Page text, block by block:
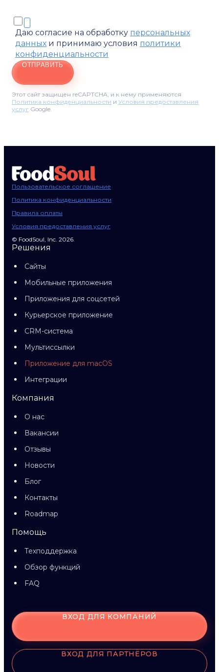
Даю согласие на обработку персональных
данных и принимаю условия политики
конфиденциальности
ОТПРАВИТЬ
Этот сайт защищен reCAPTCHA, и к нему применяются
Политика конфиденциальности и Условия предоставления
услуг Google.
Пользовательское соглашение
Политика конфиденциальности
Правила оплаты
Условия предоставления услуг
© FoodSoul, Inc. 2026.
Решения
Сайты
Мобильные приложения
Приложения для соцсетей
Курьерское приложение
CRM-система
Мультиссылки
Приложение для macOS
Интеграции
Компания
О нас
Вакансии
Отзывы
Новости
Блог
Контакты
Roadmap
Помощь
Техподдержка
Обзор функций
FAQ
ВХОД ДЛЯ КОМПАНИЙ
ВХОД ДЛЯ ПАРТНЁРОВ